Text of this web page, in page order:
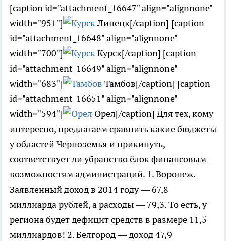
[caption id="attachment_16647" align="alignnone"
width="951"]
Липецк[/caption] [caption
id="attachment_16648" align="alignnone"
width="700"]
Курск[/caption] [caption
id="attachment_16649" align="alignnone"
width="683"]
Тамбов[/caption] [caption
id="attachment_16651" align="alignnone"
width="594"]
Орел[/caption] Для тех, кому
интересно, предлагаем сравнить какие бюджеты
у областей Черноземья и прикинуть,
соответствует ли убранство ёлок финансовым
возможностям администраций. 1. Воронеж.
Заявленный доход в 2014 году — 67,8
миллиарда рублей, а расходы — 79,3. То есть, у
региона будет дефицит средств в размере 11,5
миллиардов! 2. Белгород — доход 47,9